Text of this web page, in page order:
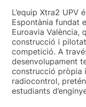
L’equip Xtra2 UPV
Espontània fundat
Euroavia València,
construcció i
competició. A
desenvolupament
construcció pròpia
radiocontrol,
estudiants